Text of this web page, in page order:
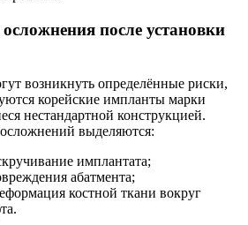
после установки
возникнуть определённые риски,
корейские импланты марки
нестандартной конструкцией.
выделяются:
имплантата;
абатмента;
костной ткани вокруг